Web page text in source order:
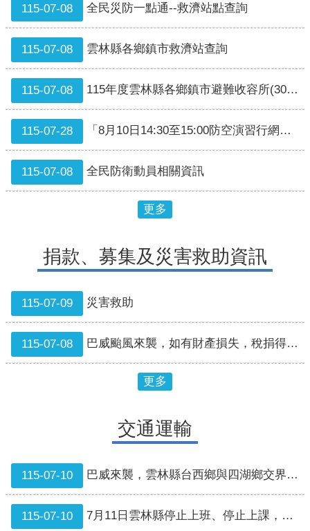
相
關
連
結
歷
史
專
區
停
班
報
專
線
回
政
府
115-07-08 全民災防一點通--救濟站點查詢
115-07-08 雲林縣各鄉鎮市救濟站查詢
115-07-08 115年度雲林縣各鄉鎮市避難收容所(304所97147)
115-07-28 「8月10日14:30至15:00防空演習行網降速演練，請預為因應。
115-07-08 全民防衛動員相關資訊
更多
捐款、募集及災害救助資訊
115-07-09 災害救助
115-07-08 巴威颱風來襲，如有財產損失，稅捐得以扣除減免
更多
交通運輸
115-07-10 巴威來襲，雲林縣台西鄉與四湖鄉交界（鄉道雲122-1線）海新橋封閉情形
115-07-10 7月11日雲林縣停止上班、停止上課，本縣公車行駛訊息